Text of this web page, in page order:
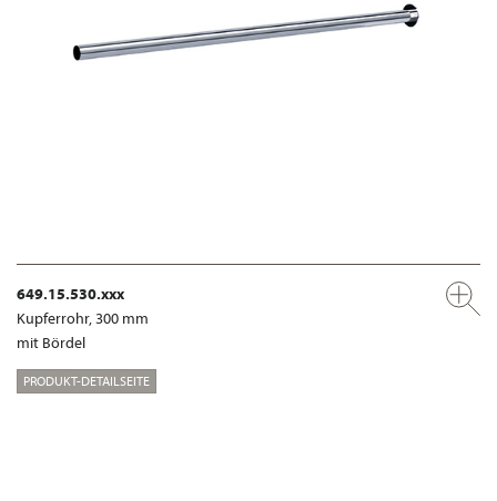
649.15.530.xxx
Kupferrohr, 300 mm
mit Bördel
PRODUKT-DETAILSEITE